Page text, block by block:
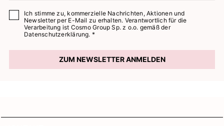
Ich stimme zu, kommerzielle Nachrichten, Aktionen und
Newsletter per E-Mail zu erhalten. Verantwortlich für die
Verarbeitung ist Cosmo Group Sp. z o.o. gemäß der
Datenschutzerklärung. *
ZUM NEWSLETTER ANMELDEN